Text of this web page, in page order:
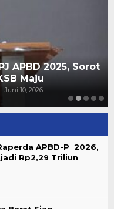
APBD 2025, Sorot
Maju
Juni 10, 2026
APBD-P 2026,
Rp2,29 Triliun